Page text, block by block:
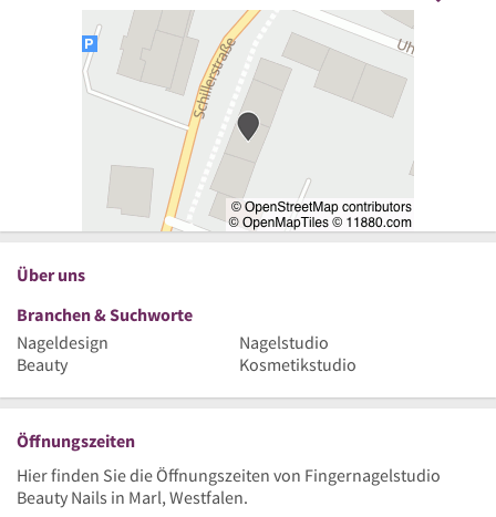
Über uns
Branchen & Suchworte
Nageldesign
Nagelstudio
Beauty
Kosmetikstudio
Öffnungszeiten
Hier finden Sie die Öffnungszeiten von Fingernagelstudio
Beauty Nails in Marl, Westfalen.